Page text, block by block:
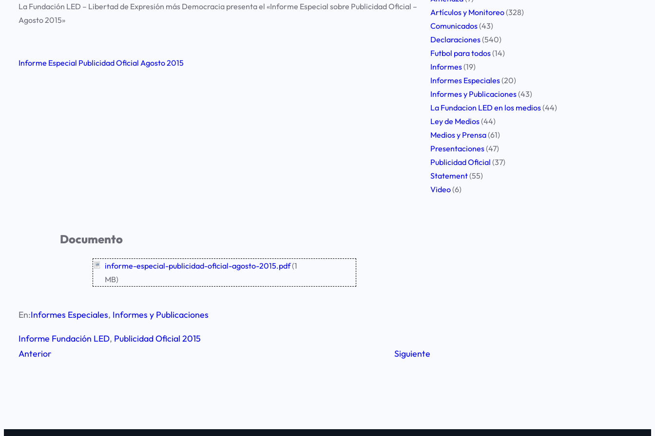
La Fundación LED – Libertad de Expresión más Democracia presenta el «Informe Especial sobre Publicidad Oficial –
Agosto 2015»
Informe Especial Publicidad Oficial Agosto 2015
Documento
informe-especial-publicidad-oficial-agosto-2015.pdf(1
MB)
En:Informes Especiales, Informes y Publicaciones
Informe Fundación LED, Publicidad Oficial 2015
Anterior
Siguiente
Artículos y Monitoreo(328)
Comunicados(43)
Declaraciones(540)
Futbol para todos(14)
Informes(19)
Informes Especiales(20)
Informes y Publicaciones(43)
La Fundacion LED en los medios(44)
Ley de Medios(44)
Medios y Prensa(61)
Presentaciones(47)
Publicidad Oficial (37)
Statement(55)
Video(6)